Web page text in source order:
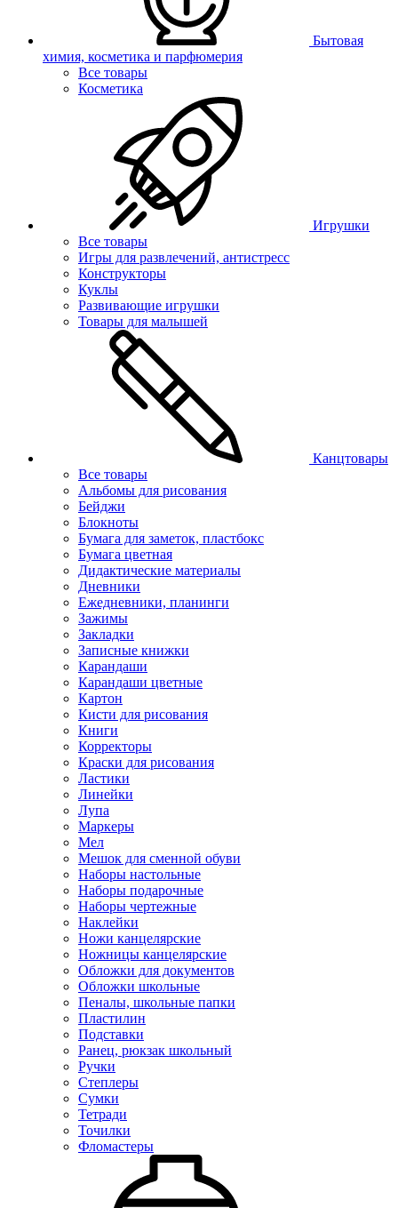
Бытовая
химия, косметика и парфюмерия
Все товары
Косметика
Игрушки
Все товары
Игры для развлечений, антистресс
Конструкторы
Куклы
Развивающие игрушки
Товары для малышей
Канцтовары
Все товары
Альбомы для рисования
Бейджи
Блокноты
Бумага для заметок, пластбокс
Бумага цветная
Дидактические материалы
Дневники
Ежедневники, планинги
Зажимы
Закладки
Записные книжки
Карандаши
Карандаши цветные
Картон
Кисти для рисования
Книги
Корректоры
Краски для рисования
Ластики
Линейки
Лупа
Маркеры
Мел
Мешок для сменной обуви
Наборы настольные
Наборы подарочные
Наборы чертежные
Наклейки
Ножи канцелярские
Ножницы канцелярские
Обложки для документов
Обложки школьные
Пеналы, школьные папки
Пластилин
Подставки
Ранец, рюкзак школьный
Ручки
Степлеры
Сумки
Тетради
Точилки
Фломастеры